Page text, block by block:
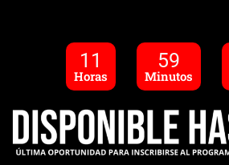
11
Horas
59
Minutos